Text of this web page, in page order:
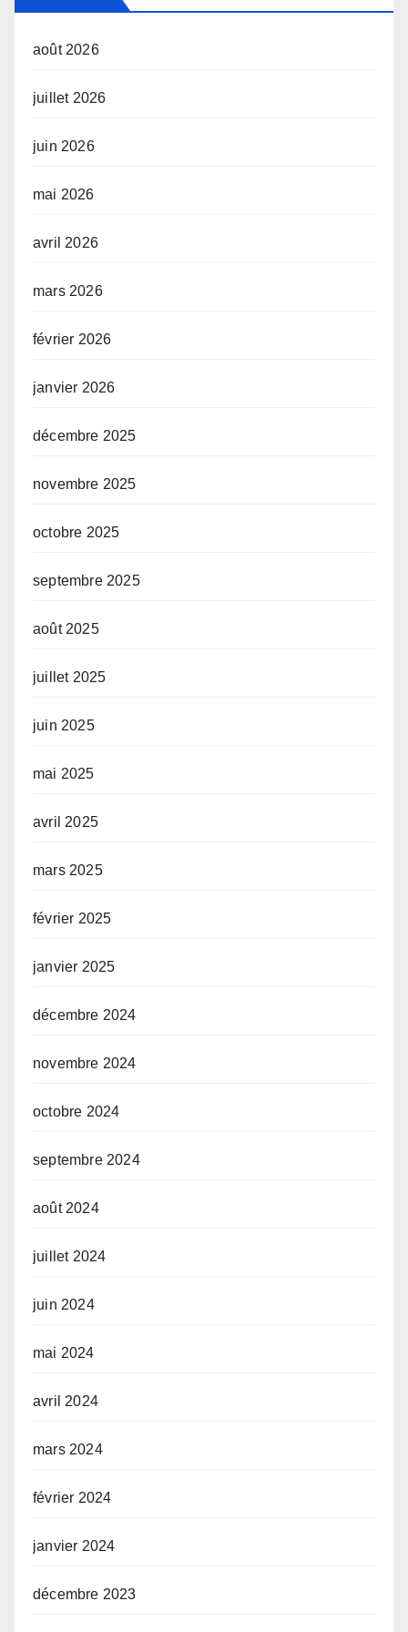
août 2026
juillet 2026
juin 2026
mai 2026
avril 2026
mars 2026
février 2026
janvier 2026
décembre 2025
novembre 2025
octobre 2025
septembre 2025
août 2025
juillet 2025
juin 2025
mai 2025
avril 2025
mars 2025
février 2025
janvier 2025
décembre 2024
novembre 2024
octobre 2024
septembre 2024
août 2024
juillet 2024
juin 2024
mai 2024
avril 2024
mars 2024
février 2024
janvier 2024
décembre 2023